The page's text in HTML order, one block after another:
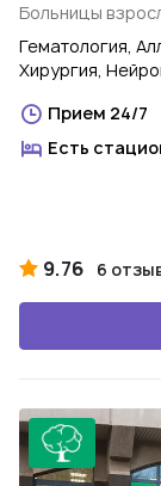
Больницы
Гематология,
Хирургия,
Прием 24/7
Есть
9.76 6